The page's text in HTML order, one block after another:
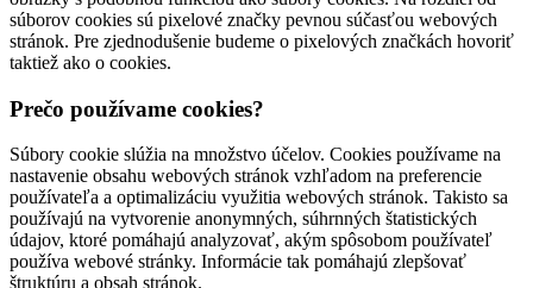
súborov cookies sú pixelové značky pevnou súčasťou webových
stránok. Pre zjednodušenie budeme o pixelových značkách hovoriť
taktiež ako o cookies.
Prečo používame cookies?
Súbory cookie slúžia na množstvo účelov. Cookies používame na
nastavenie obsahu webových stránok vzhľadom na preferencie
používateľa a optimalizáciu využitia webových stránok. Takisto sa
používajú na vytvorenie anonymných, súhrnných štatistických
údajov, ktoré pomáhajú analyzovať, akým spôsobom používateľ
používa webové stránky. Informácie tak pomáhajú zlepšovať
štruktúru a obsah stránok.